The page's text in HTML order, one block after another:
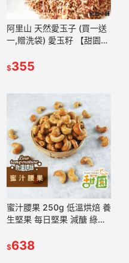
阿里山 天然愛玉子 (買一送
一,贈洗袋) 愛玉籽 【甜園小
$355
蜜汁腰果 250g 低溫烘焙 養
生堅果 每日堅果 減醣 綠拿
攝取好處多 堅果【甜園】
$638